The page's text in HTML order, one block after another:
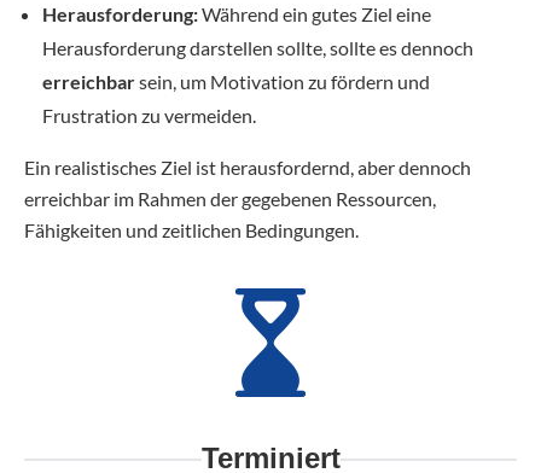
Herausforderung:Während ein gutes Ziel eine
Herausforderung darstellen sollte, sollte es dennoch
erreichbarsein, um Motivation zu fördern und
Frustration zu vermeiden.
Ein realistisches Ziel ist herausfordernd, aber dennoch
erreichbar im Rahmen der gegebenen Ressourcen,
Fähigkeiten und zeitlichen Bedingungen.
Terminiert